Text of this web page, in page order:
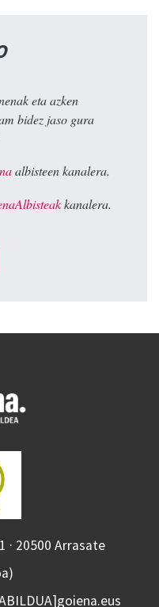
eta azken
bidez jaso gura
albisteen kanalera.
kanalera.
· 20500 Arrasate